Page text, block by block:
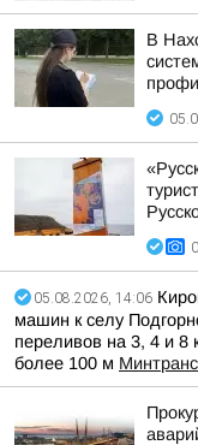
В
05.08.2026, 14:06
машин к селу
переливов на 3, 4 и 8
более 100 м